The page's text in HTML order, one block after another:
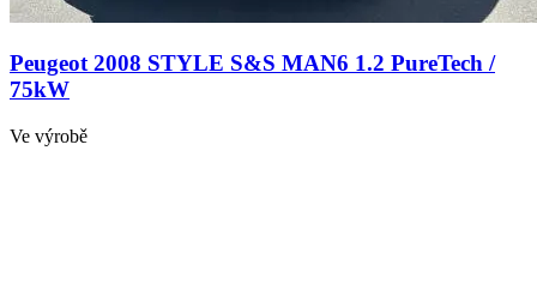
Peugeot 2008 STYLE S&S MAN6 1.2 PureTech /
75kW
Ve výrobě